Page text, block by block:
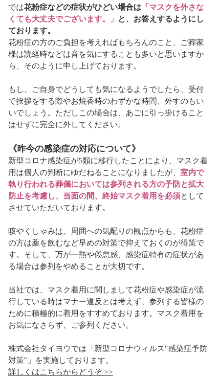
では花粉症などの症状がひどい場合は 「マスクを外さな
くても大丈夫でございます。」
と、お答えするようにし
ております。
花粉症の方のご負担を考えればもちろんのこと、ご葬家
様は読経時などは音を気にすることも多いと思いますか
ら、そのように申し上げております。
もし、ご自身でどうしても気になるようでしたら、受付
で挨拶をする際やお焼香時のわずかな時間、外すのもい
いでしょう。ただしこの場合は、あごに引っ掛けること
はせずに完全に外してください。
《昨今の感染症の対応について》
新型コロナ感染症が5類に移行したことにより、マスク着
用は個人の判断にゆだねることになりましたが、 室内で
執り行われる葬儀においては参列される方の予防と拡大
防止を考慮し、当面の間、終始マスク着用を必須として
させていただいております。
咳やくしゃみは、周囲への気配りの観点からも、花粉症
の方は薬を飲むなど早めの対策で抑えておくのが得策で
す。そして、万が一熱や倦怠感、感染症特有の症状があ
る場合は参列をやめることが大切です。
当社では、マスク着用に関しまして花粉症や感染症が流
行している時はマナー違反とは考えず、参列する皆様の
ために積極的に着用をすすめております。マスク着用を
お気になさらず、ご参列ください。
株式会社タイヨウでは「新型コロナウィルス"感染症予防
対策"」を実施しております。
詳しくはこちらからどうぞ >>